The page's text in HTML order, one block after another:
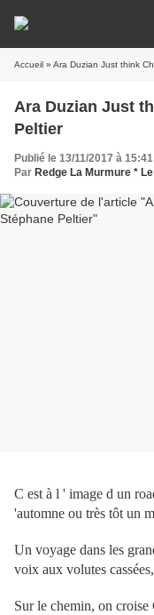
Accueil » Ara Duzian Just think
Ara Duzian Just think Chronique de
Peltier
Publié le 13/11/2017 à 15:41
Par Redge La Murmure *
C est à l ' image d un
'automne ou très tôt un
Un voyage dans les
voix aux volutes
Sur le chemin, on